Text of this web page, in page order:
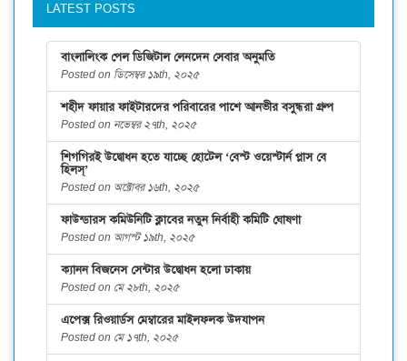
LATEST POSTS
বাংলালিংক পেল ডিজিটাল লেনদেন সেবার অনুমতি
Posted on ডিসেম্বর ১৯th, ২০২৫
শহীদ ফায়ার ফাইটারদের পরিবারের পাশে আনভীর বসুন্ধরা গ্রুপ
Posted on নভেম্বর ২৭th, ২০২৫
শিগগিরই উদ্বোধন হতে যাচ্ছে হোটেল ‘বেস্ট ওয়েস্টার্ন প্লাস বে
হিলস্’
Posted on অক্টোবর ১৬th, ২০২৫
ফাউন্ডারস কমিউনিটি ক্লাবের নতুন নির্বাহী কমিটি ঘোষণা
Posted on আগস্ট ১৯th, ২০২৫
ক্যানন বিজনেস সেন্টার উদ্বোধন হলো ঢাকায়
Posted on মে ২৮th, ২০২৫
এপেক্স রিওয়ার্ডস মেম্বারের মাইলফলক উদযাপন
Posted on মে ১৭th, ২০২৫